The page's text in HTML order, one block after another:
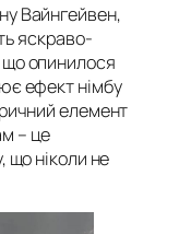
Вайнгейвен,
яскраво-
опинилося
ефект німбу
елемент
– це
що ніколи не